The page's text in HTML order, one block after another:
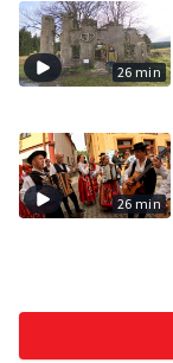
26 min
26 min